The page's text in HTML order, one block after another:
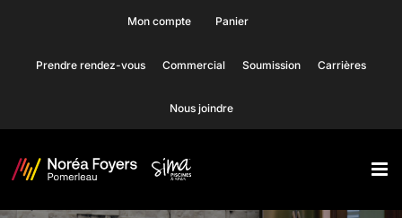
content
Mon compte Panier
Prendre rendez-vous Commercial Soumission Carrières
Nous joindre